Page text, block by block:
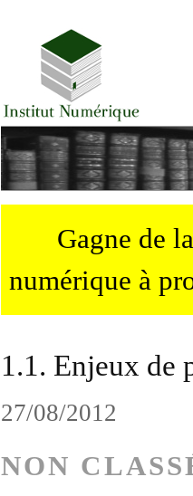
Gagne de
numérique à
1.1. Enjeux de
27/08/2012
NON